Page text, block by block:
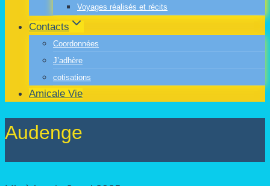
Voyages réalisés et récits
Contacts
Coordonnées
J’adhère
cotisations
Amicale Vie
Audenge